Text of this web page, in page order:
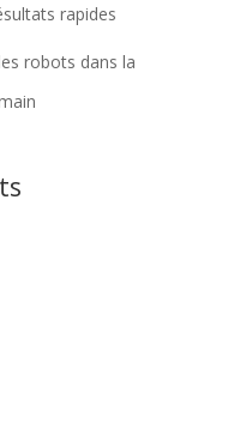
rapides
robots dans la